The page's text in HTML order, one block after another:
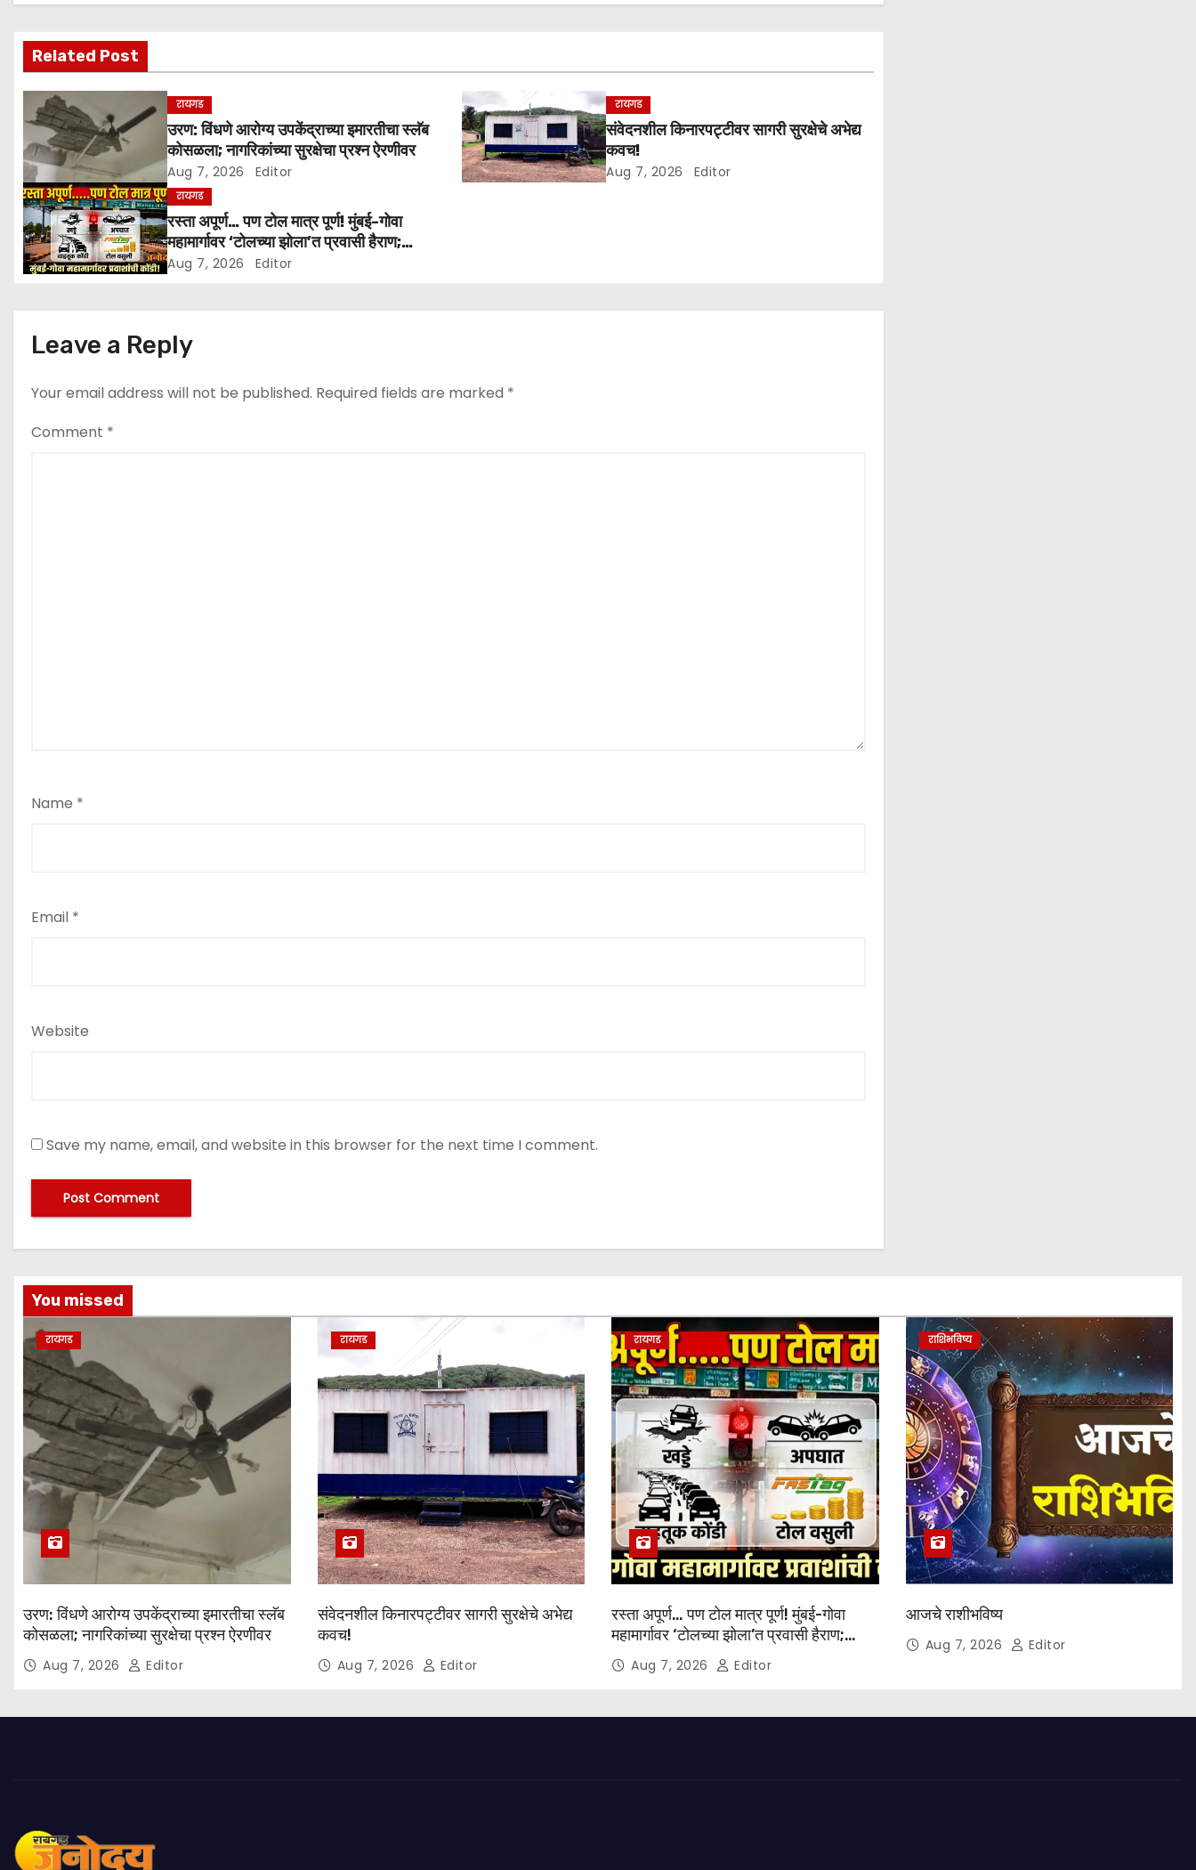
v
i
g
a
t
i
o
Related Post
रायगड
उरण: विंधणे आरोग्य उपकेंद्राच्या इमारतीचा स्लॅब
कोसळला; नागरिकांच्या सुरक्षेचा प्रश्न ऐरणीवर
Aug 7, 2026 Editor
रायगड
संवेदनशील किनारपट्टीवर सागरी सुरक्षेचे अभेद्य
कवच!
Aug 7, 2026 Editor
रायगड
रस्ता अपूर्ण… पण टोल मात्र पूर्ण! मुंबई-गोवा
महामार्गावर ‘टोलच्या झोला’त प्रवासी हैराण;
खड्डे, अपघात व कोंडीच्या छायेत जीवघेणा
Aug 7, 2026 Editor
Leave a Reply
Your email address will not be published. Required fields are marked *
Comment *
Name *
Email *
Website
Save my name, email, and website in this browser for the next time I comment.
e
r
n
a
ti
v
e
:
You missed
रायगड
उरण: विंधणे आरोग्य उपकेंद्राच्या इमारतीचा स्लॅब
कोसळला; नागरिकांच्या सुरक्षेचा प्रश्न ऐरणीवर
Aug 7, 2026 Editor
रायगड
संवेदनशील किनारपट्टीवर सागरी सुरक्षेचे अभेद्य
कवच!
Aug 7, 2026 Editor
रायगड
रस्ता अपूर्ण… पण टोल मात्र पूर्ण! मुंबई-गोवा
महामार्गावर ‘टोलच्या झोला’त प्रवासी हैराण;
खड्डे, अपघात व कोंडीच्या छायेत जीवघेणा
प्रवास
Aug 7, 2026 Editor
राशिभविष्य
आजचे राशीभविष्य
Aug 7, 2026 Editor